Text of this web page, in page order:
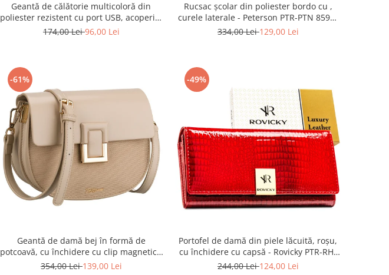
Geantă de călătorie multicoloră din
poliester rezistent cu port USB, acoperită
cu un model vegetal - Rovicky PTR-R-
174,00 Lei96,00 Lei
Rucsac școlar din poliester bordo cu ,
curele laterale - Peterson PTR-PTN 8594-
1402 BORDO
334,00 Lei129,00 Lei
-61%
Geantă de damă bej în formă de
potcoavă, cu închidere cu clip magnetic -
Peterson PTR-PTN PIWONIA BEIGE
354,00 Lei139,00 Lei
-49%
Portofel de damă din piele lăcuită, roșu,
cu închidere cu capsă - Rovicky PTR-RH-
22-1-RS RED
244,00 Lei124,00 Lei